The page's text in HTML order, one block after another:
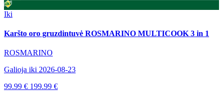
Iki
Karšto oro gruzdintuvė ROSMARINO MULTICOOK 3 in 1
ROSMARINO
Galioja iki 2026-08-23
99.99 € 199.99 €